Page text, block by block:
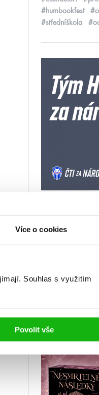
Více o cookies
Souhlas s využitím
Povolit vše
#humbookfest
#středníškola